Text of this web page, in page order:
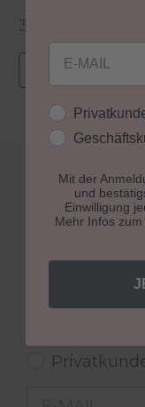
Regulärer Preis:
39,99 €
In den
&
Email
Mit der
und
Einwilligung
Mehr Infos